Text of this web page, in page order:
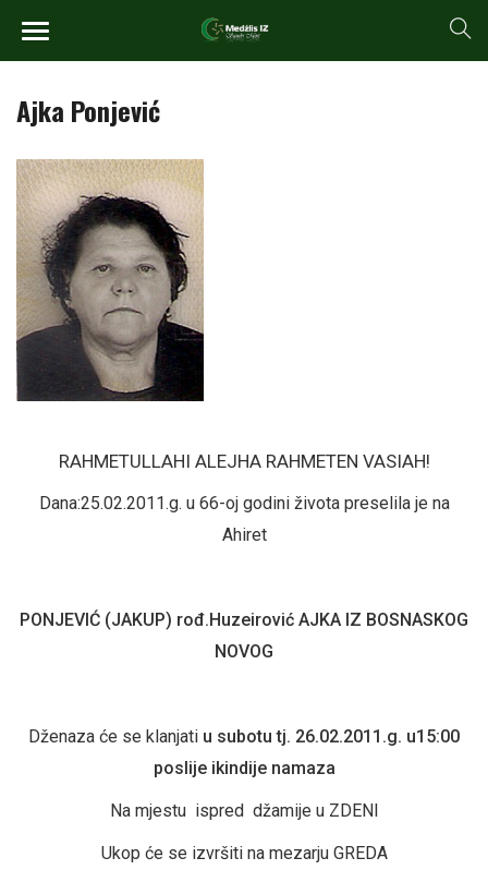
Ajka Ponjević
RAHMETULLAHI ALEJHA RAHMETEN VASIAH!
Dana:25.02.2011.g. u 66-oj godini života preselila je na
Ahiret
PONJEVIĆ (JAKUP) rođ.Huzeirović AJKA IZ BOSNASKOG
NOVOG
Dženaza će se klanjati u subotu tj. 26.02.2011.g. u15:00
poslije ikindije namaza
Na mjestu ispred džamije u ZDENI
Ukop će se izvršiti na mezarju GREDA